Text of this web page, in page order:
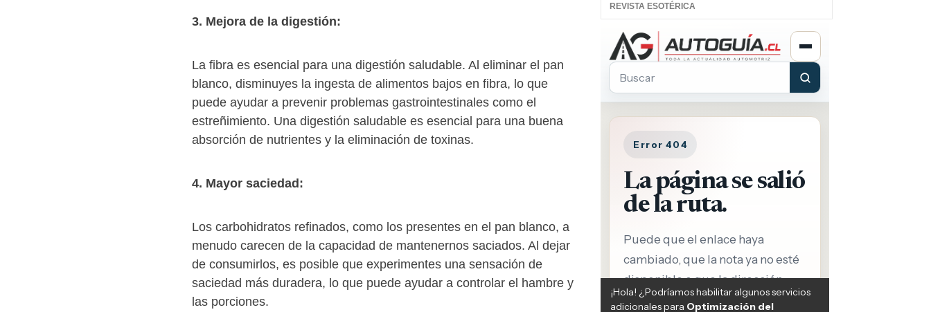
3. Mejora de la digestión:
La fibra es esencial para una digestión saludable. Al eliminar el pan
blanco, disminuyes la ingesta de alimentos bajos en fibra, lo que
puede ayudar a prevenir problemas gastrointestinales como el
estreñimiento. Una digestión saludable es esencial para una buena
absorción de nutrientes y la eliminación de toxinas.
4. Mayor saciedad:
Los carbohidratos refinados, como los presentes en el pan blanco, a
menudo carecen de la capacidad de mantenernos saciados. Al dejar
de consumirlos, es posible que experimentes una sensación de
saciedad más duradera, lo que puede ayudar a controlar el hambre y
las porciones.
REVISTA ESOTÉRICA